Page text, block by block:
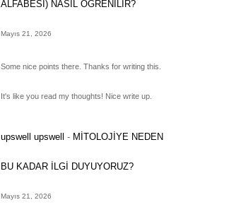
ALFABESİ) NASIL ÖĞRENİLİR?
Mayıs 21, 2026
Some nice points there. Thanks for writing this.
It's like you read my thoughts! Nice write up.
upswell upswell - MİTOLOJİYE NEDEN
BU KADAR İLGİ DUYUYORUZ?
Mayıs 21, 2026